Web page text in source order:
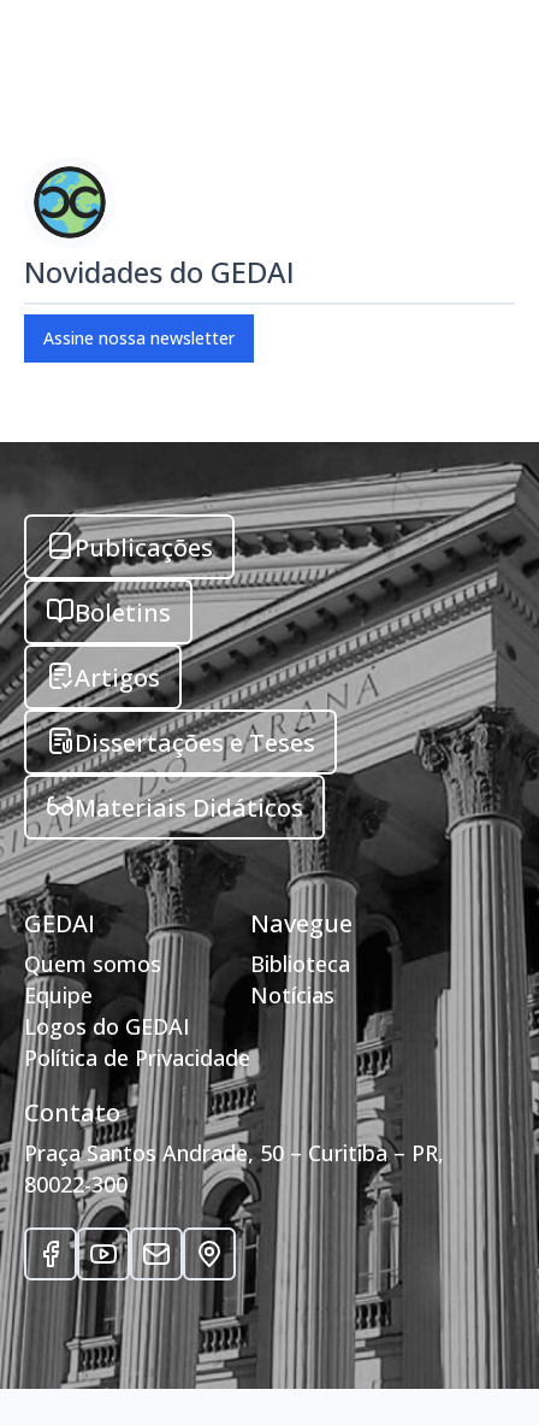
Novidades do GEDAI
Assine nossa newsletter
Publicações
Boletins
Artigos
Dissertações e Teses
Materiais Didáticos
GEDAI
Quem somos
Equipe
Logos do GEDAI
Política de Privacidade
Navegue
Biblioteca
Notícias
Contato
Praça Santos Andrade, 50 – Curitiba – PR,
80022-300